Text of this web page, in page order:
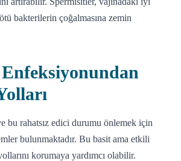
bakterilerin çoğalmasına zemin
bu rahatsız edici durumu önlemek için
bulunmaktadır. Bu basit ama etkili
korumaya yardımcı olabilir.